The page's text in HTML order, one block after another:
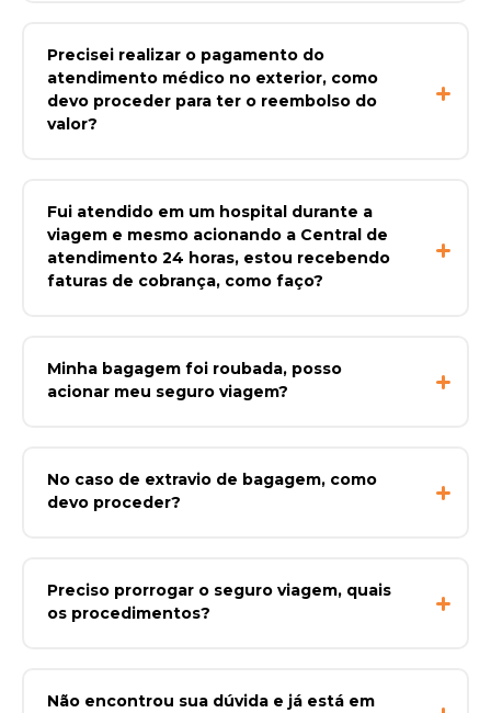
Precisei realizar o pagamento do
atendimento médico no exterior, como
devo proceder para ter o reembolso do
valor?
Fui atendido em um hospital durante a
viagem e mesmo acionando a Central de
atendimento 24 horas, estou recebendo
faturas de cobrança, como faço?
Minha bagagem foi roubada, posso
acionar meu seguro viagem?
No caso de extravio de bagagem, como
devo proceder?
Preciso prorrogar o seguro viagem, quais
os procedimentos?
Não encontrou sua dúvida e já está em